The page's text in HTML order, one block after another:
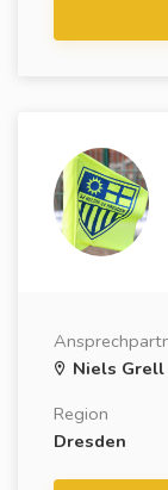
Niels Grell
Region
Dresden